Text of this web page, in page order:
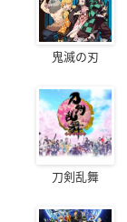
鬼滅の刃
刀剣乱舞